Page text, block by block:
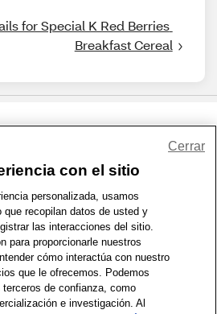
for Special K Red Berries
Breakfast Cereal
| Términos de Uso | Accesibilidad
| WA Privacy Policy | Mapa del sitio
| © 1999 - 2026 CVS.com
con el sitio
personalizada, usamos
recopilan datos de usted y
las interacciones del sitio.
para proporcionarle nuestros
cómo interactúa con nuestro
que le ofrecemos. Podemos
de confianza, como
e investigación. Al
Cerrar